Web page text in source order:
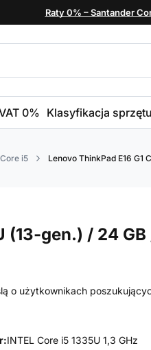
Raty 0% – Santander
0% Klasyfikacja sprzętu
i5 Lenovo ThinkPad E16 G1
(13-gen.) / 24
o użytkownikach
INTEL Core i5 1335U 1,3 GHz